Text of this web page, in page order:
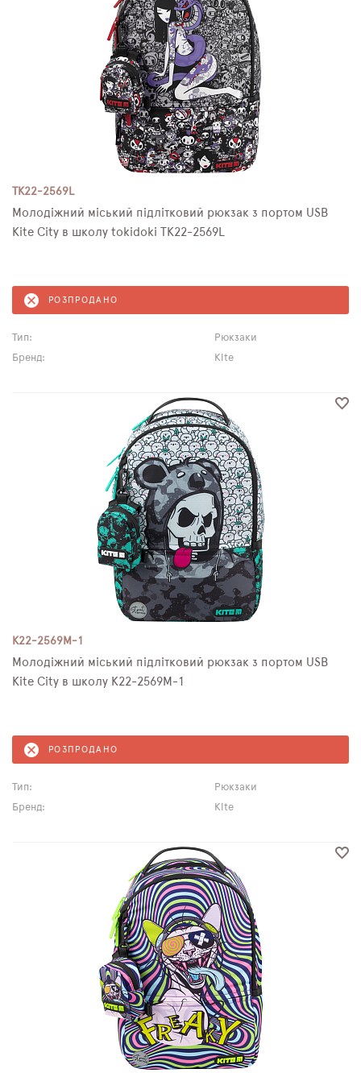
TK22-2569L
Молодіжний міський підлітковий рюкзак з портом USB
Kite City в школу tokidoki TK22-2569L
РОЗПРОДАНО
Тип:
Рюкзаки
Бренд:
Kite
K22-2569M-1
Молодіжний міський підлітковий рюкзак з портом USB
Kite City в школу K22-2569M-1
РОЗПРОДАНО
Тип:
Рюкзаки
Бренд:
Kite